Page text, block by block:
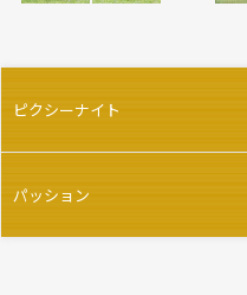
ピクシーナイト
パッション